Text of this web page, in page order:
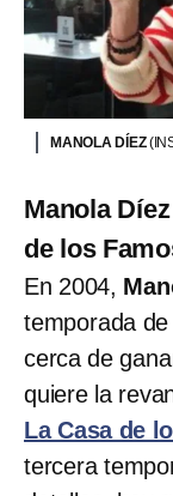
MANOLA DÍEZ
Manola
de los
En 2004,
temporada de
cerca de
quiere la
La Casa de
tercera